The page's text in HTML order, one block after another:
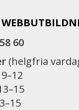
60
(helgfria